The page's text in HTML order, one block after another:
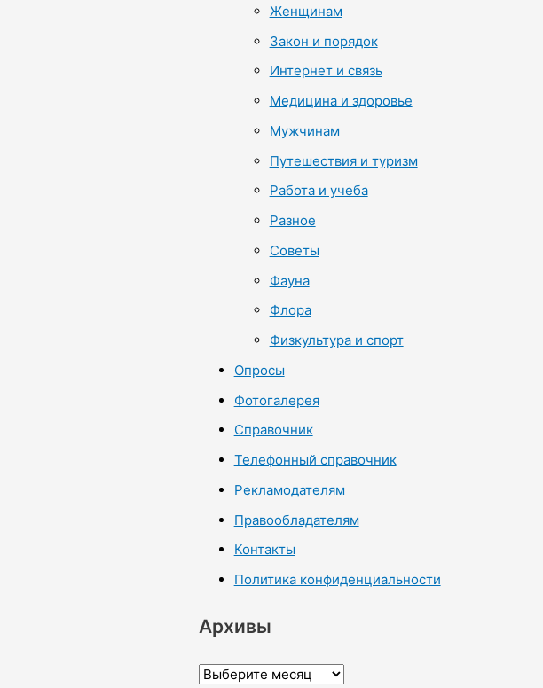
Женщинам
Закон и порядок
Интернет и связь
Медицина и здоровье
Мужчинам
Путешествия и туризм
Работа и учеба
Разное
Советы
Фауна
Флора
Физкультура и спорт
Опросы
Фотогалерея
Справочник
Телефонный справочник
Рекламодателям
Правообладателям
Контакты
Политика конфиденциальности
Архивы
А